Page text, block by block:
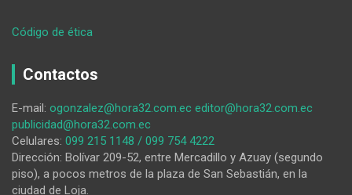
Código de ética
lojanos,
favor
del
‘aborto
legal
y
Contactos
E-mail: ogonzalez@hora32.com.ec editor@hora32.com.ec
publicidad@hora32.com.ec
Celulares: 099 215 1148 / 099 754 4222
Dirección: Bolívar 209-52, entre Mercadillo y Azuay (segundo
piso), a pocos metros de la plaza de San Sebastián, en la
ciudad de Loja.